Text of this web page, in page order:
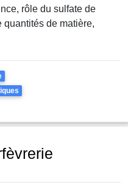
rôle du sulfate de
quantités de matière,